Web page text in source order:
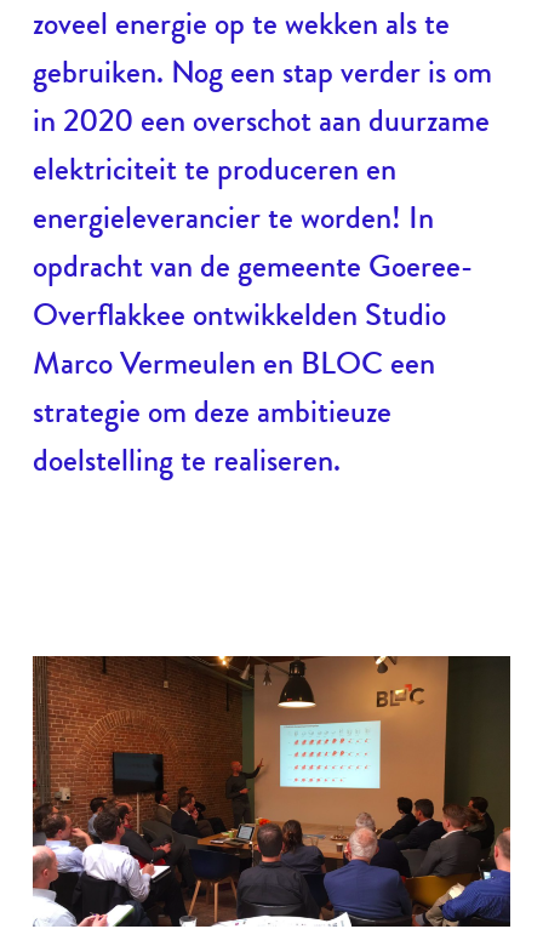
zoveel energie op te wekken als te
gebruiken. Nog een stap verder is om
in 2020 een overschot aan duurzame
elektriciteit te produceren en
energieleverancier te worden! In
opdracht van de gemeente Goeree-
Overflakkee ontwikkelden Studio
Marco Vermeulen en BLOC een
strategie om deze ambitieuze
doelstelling te realiseren.